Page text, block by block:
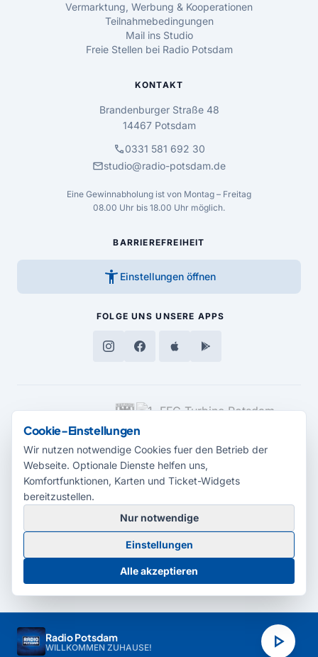
Radio Potsdam
WILLKOMMEN ZUHAUSE! play_arrow
Vermarktung, Werbung & Kooperationen
Teilnahmebedingungen
Mail ins Studio
Freie Stellen bei Radio Potsdam
KONTAKT
Brandenburger Straße 48
14467 Potsdam
call0331 581 692 30
mailstudio@radio-potsdam.de
Eine Gewinnabholung ist von Montag – Freitag
08.00 Uhr bis 18.00 Uhr möglich.
BARRIEREFREIHEIT
accessibility_new Einstellungen öffnen
FOLGE UNS UNSERE APPS
MEDIENPARTNER
© 2026 Radio Potsdam. Webseite entwickelt durch dieMedienagentur
Babelsberg
BarrierefreiheitserklärungAGBDatenschutzImpressum
Cookie-Einstellungen
Cookie-Einstellungen
Wir nutzen notwendige Cookies fuer den Betrieb der
Webseite. Optionale Dienste helfen uns,
Komfortfunktionen, Karten und Ticket-Widgets
bereitzustellen.
Nur notwendige
Einstellungen
Alle akzeptieren